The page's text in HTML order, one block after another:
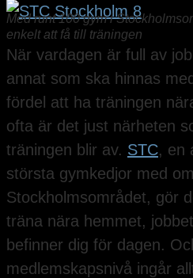
Med runt 100 gym i
enkelt att få till träningen
När vardagen är full av
annat som ska hinnas
fördel att ha träningen
ofta är det just närheten
träningen blir av. STC, en
största gymkedjor med
Stockholmsområdet, gör
träna nära hemmet,
befinner dig för dagen.
medlemskapsnivå ingår